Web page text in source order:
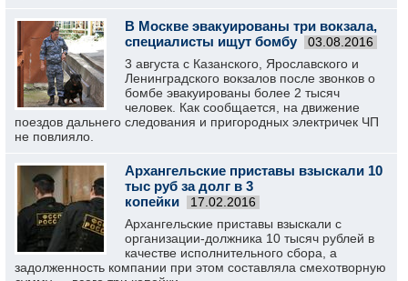
В Москве эвакуированы три вокзала,
специалисты ищут бомбу
03.08.2016
3 августа с Казанского, Ярославского и
Ленинградского вокзалов после звонков о
бомбе эвакуированы более 2 тысяч
человек. Как сообщается, на движение
поездов дальнего следования и пригородных электричек ЧП
не повлияло.
Архангельские приставы взыскали 10
тыс руб за долг в 3
копейки
17.02.2016
Архангельские приставы взыскали с
организации-должника 10 тысяч рублей в
качестве исполнительного сбора, а
задолженность компании при этом составляла смехотворную